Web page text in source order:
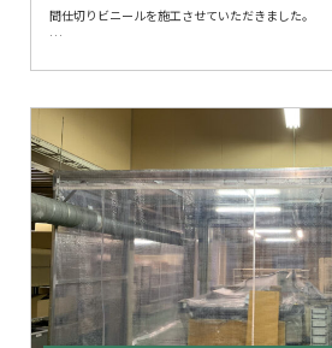
間仕切りビニールを施工させていただきました。
す。